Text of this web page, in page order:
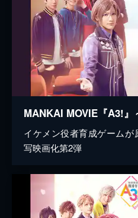
イケメン役者育成ゲームが
写映画化第2弾